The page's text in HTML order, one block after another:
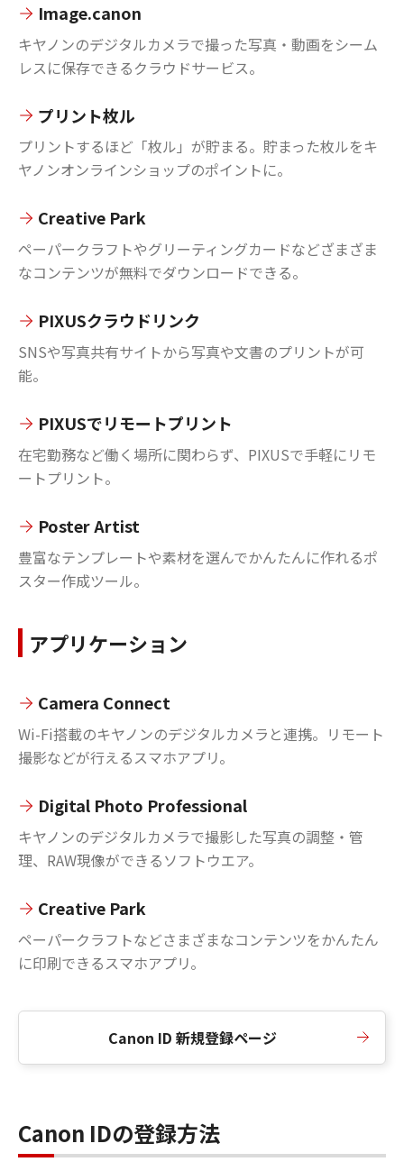
Image.canon
キヤノンのデジタルカメラで撮った写真・動画をシーム
レスに保存できるクラウドサービス。
プリント枚ル
プリントするほど「枚ル」が貯まる。貯まった枚ルをキ
ヤノンオンラインショップのポイントに。
Creative Park
ペーパークラフトやグリーティングカードなどざまざま
なコンテンツが無料でダウンロードできる。
PIXUSクラウドリンク
SNSや写真共有サイトから写真や文書のプリントが可
能。
PIXUSでリモートプリント
在宅勤務など働く場所に関わらず、PIXUSで手軽にリモ
ートプリント。
Poster Artist
豊富なテンプレートや素材を選んでかんたんに作れるポ
スター作成ツール。
アプリケーション
Camera Connect
Wi-Fi搭載のキヤノンのデジタルカメラと連携。リモート
撮影などが行えるスマホアプリ。
Digital Photo Professional
キヤノンのデジタルカメラで撮影した写真の調整・管
理、RAW現像ができるソフトウエア。
Creative Park
ペーパークラフトなどさまざまなコンテンツをかんたん
に印刷できるスマホアプリ。
Canon ID 新規登録ページ
Canon IDの登録方法